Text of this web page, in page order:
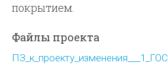
покрытием.
Файлы проекта